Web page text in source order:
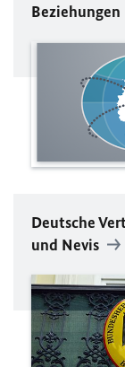
Beziehungen
Deutsche
und Nevis